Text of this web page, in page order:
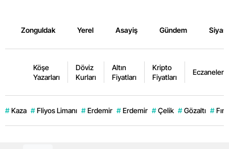
Zonguldak Yerel Asayiş Gündem
Köşe
Yazarları
Döviz
Kurları
Altın
Fiyatları
Kripto
Fiyatları
Eczaneler
# Kaza # Fliyos Limanı # Erdemir # Erdemir # Çelik # Gözaltı #